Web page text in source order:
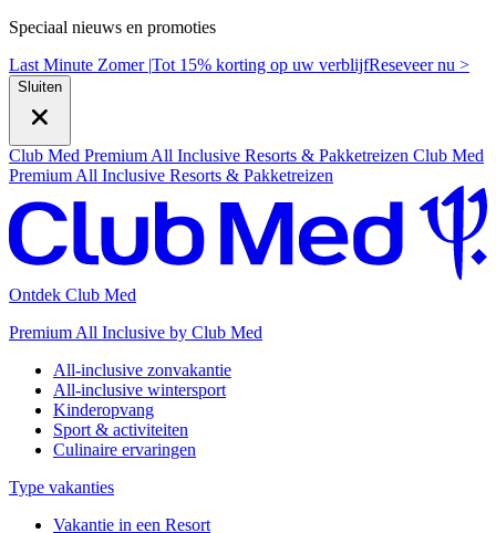
Speciaal nieuws en promoties
Last Minute Zomer |Tot 15% korting op uw verblijfReseveer nu >
Sluiten
Club Med Premium All Inclusive Resorts & Pakketreizen Club Med
Premium All Inclusive Resorts & Pakketreizen
Ontdek Club Med
Premium All Inclusive by Club Med
All-inclusive zonvakantie
All-inclusive wintersport
Kinderopvang
Sport & activiteiten
Culinaire ervaringen
Type vakanties
Vakantie in een Resort